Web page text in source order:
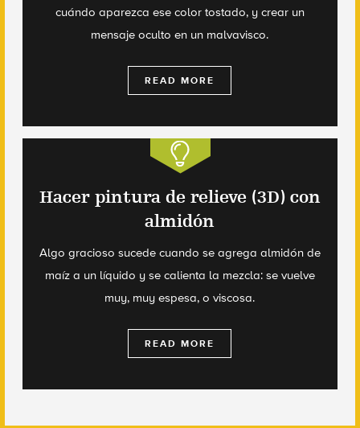
cuándo aparezca ese color tostado, y crear un
mensaje oculto en un malvavisco.
READ MORE
Hacer pintura de relieve (3D) con
almidón
Algo gracioso sucede cuando se agrega almidón de
maíz a un líquido y se calienta la mezcla: se vuelve
muy, muy espesa, o viscosa.
READ MORE